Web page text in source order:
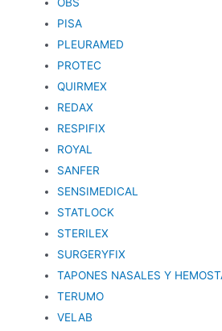
OBS
PISA
PLEURAMED
PROTEC
QUIRMEX
REDAX
RESPIFIX
ROYAL
SANFER
SENSIMEDICAL
STATLOCK
STERILEX
SURGERYFIX
TAPONES NASALES Y
TERUMO
VELAB